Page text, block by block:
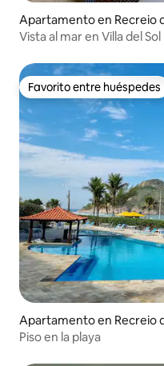
Apartamento en Recreio
Vista al mar en Villa del
Favorito entre huéspedes
Favorito entre huéspedes
Apartamento en Recreio
Piso en la playa